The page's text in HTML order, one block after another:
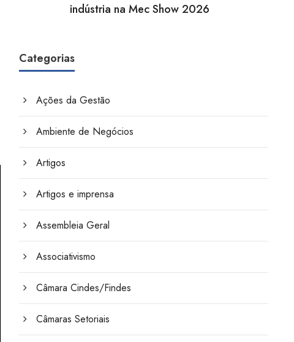
indústria na Mec Show 2026
Categorias
Ações da Gestão
Ambiente de Negócios
Artigos
Artigos e imprensa
Assembleia Geral
Associativismo
Câmara Cindes/Findes
Câmaras Setoriais